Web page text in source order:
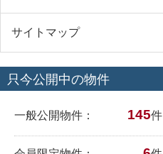
サイトマップ
只今公開中の物件
一般公開物件： 145件